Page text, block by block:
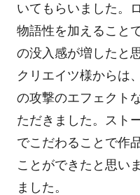
いてもらいました。
物語性を加えること
の没入感が増したと
クリエイツ様からは
の攻撃のエフェクト
ただきました。スト
でこだわることで作
ことができたと思い
ました。